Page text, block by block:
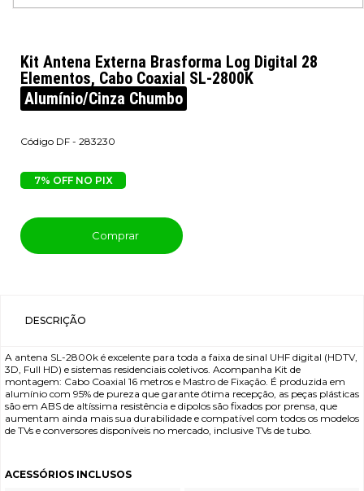
Kit Antena Externa Brasforma Log Digital 28
Elementos, Cabo Coaxial SL-2800K
Alumínio/Cinza Chumbo
DF - 283230
7% OFF NO PIX
Comprar
DESCRIÇÃO
A antena SL-2800k é excelente para toda a faixa de sinal UHF digital (HDTV,
3D, Full HD) e sistemas residenciais coletivos. Acompanha Kit de
montagem: Cabo Coaxial 16 metros e Mastro de Fixação. É produzida em
alumínio com 95% de pureza que garante ótima recepção, as peças plásticas
são em ABS de altíssima resistência e dipolos são fixados por prensa, que
aumentam ainda mais sua durabilidade e compatível com todos os modelos
de TVs e conversores disponíveis no mercado, inclusive TVs de tubo.
ACESSÓRIOS INCLUSOS